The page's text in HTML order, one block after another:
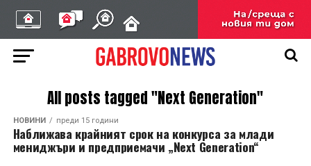
All posts tagged "Next Generation"
НОВИНИ преди 15 години
Наближава крайният срок на конкурса за млади
мениджъри и предприемачи „Next Generation“